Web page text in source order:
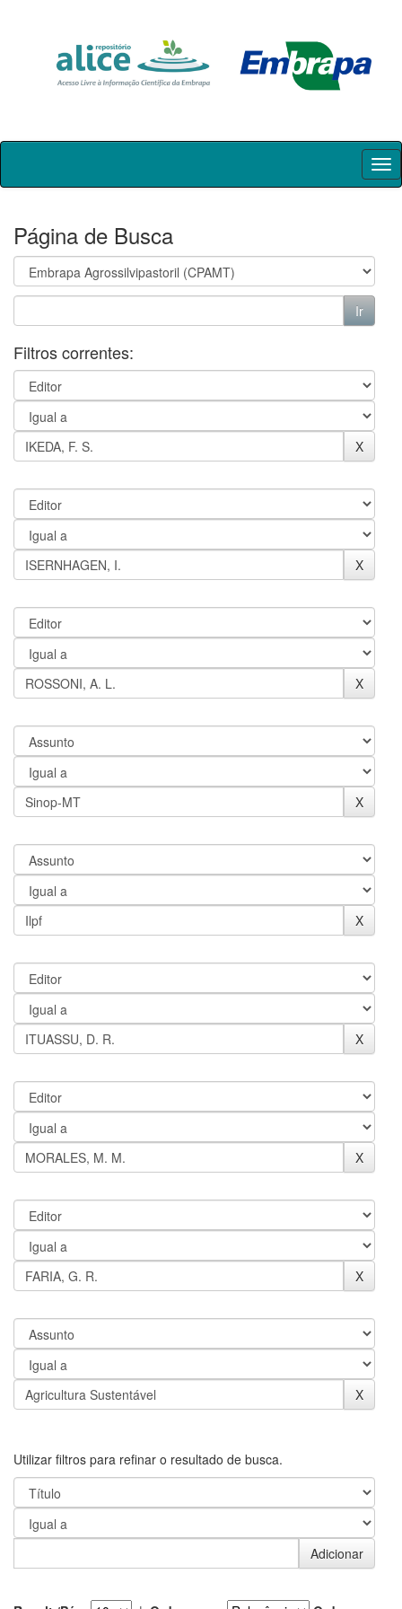
Skip
Página de Busca
Filtros correntes:
Utilizar filtros para refinar o resultado de busca.